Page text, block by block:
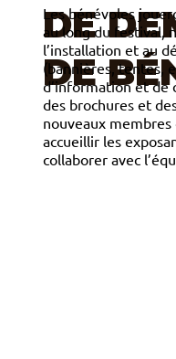
DE
DE
Les bénévoles
au long du festival,
l’installation et au
(bannières, tentes,
d’information et de
des brochures et
nouveaux membres
accueillir les
collaborer avec